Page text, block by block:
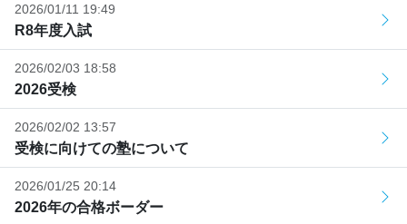
2026/01/11 19:49
R8年度入試
2026/02/03 18:58
2026受検
2026/02/02 13:57
受検に向けての塾について
2026/01/25 20:14
2026年の合格ボーダー